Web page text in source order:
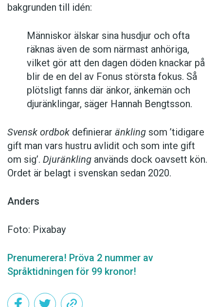
bakgrunden till idén:
Människor älskar sina husdjur och ofta
räknas även de som närmast anhöriga,
vilket gör att den dagen döden knackar på
blir de en del av Fonus största fokus. Så
plötsligt fanns där änkor, änkemän och
djuränklingar, säger Hannah Bengtsson.
Svensk ordbok definierar änkling som ’tidigare
gift man vars hustru av­lidit och som inte gift
om sig’. Djuränkling används dock oavsett kön.
Ordet är belagt i svenskan sedan 2020.
Anders
Foto: Pixabay
Prenumerera! Pröva 2 nummer av
Språktidningen för 99 kronor!